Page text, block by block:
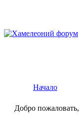
Начало
Добро пожаловать,